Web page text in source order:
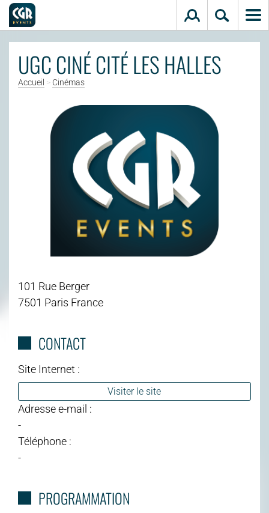
Aller au contenu principal
UGC CINÉ CITÉ LES HALLES
Accueil > Cinémas
101 Rue Berger
7501 Paris France
CONTACT
Site Internet :
Visiter le site
Adresse e-mail :
-
Téléphone :
-
PROGRAMMATION